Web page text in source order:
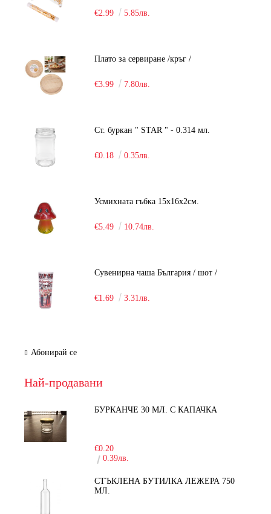
€2.99 5.85лв.
Плато за сервиране /кръг /
€3.99 7.80лв.
Ст. буркан " STAR " - 0.314 мл.
€0.18 0.35лв.
Усмихната гъбка 15х16х2см.
€5.49 10.74лв.
Сувенирна чаша България / шот /
€1.69 3.31лв.
Абонирай се
Най-продавани
БУРКАНЧЕ 30 МЛ. С КАПАЧКА
€0.20
0.39лв.
СТЪКЛЕНА БУТИЛКА ЛЕЖЕРА 750
МЛ.